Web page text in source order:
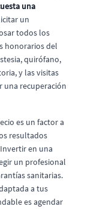
una
un
todos los
honorarios del
quirófano,
y las visitas
una recuperación
es un factor a
resultados
en una
un profesional
sanitarias.
a tus
es agendar